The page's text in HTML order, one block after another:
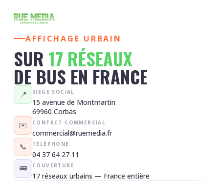
AFFICHAGE URBAIN
SUR 17 RÉSEAUX
DE BUS EN FRANCE
📍 SIÈGE SOCIAL
15 avenue de Montmartin
69960 Corbas
✉️ CONTACT COMMERCIAL
commercial@ruemedia.fr
📞 TÉLÉPHONE
04 37 64 27 11
🚌 COUVERTURE
17 réseaux urbains — France entière